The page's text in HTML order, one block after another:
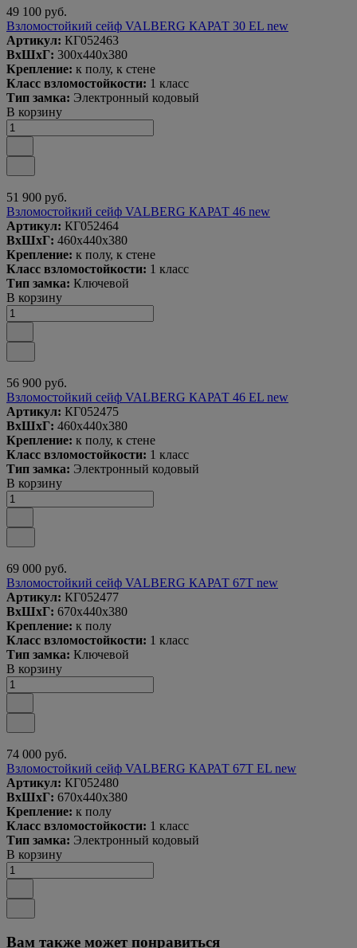
49 100 руб.
Взломостойкий сейф VALBERG КАРАТ 30 EL new
Артикул: КГ052463
ВxШxГ: 300x440x380
Крепление: к полу, к стене
Класс взломостойкости: 1 класс
Тип замка: Электронный кодовый
В корзину
51 900 руб.
Взломостойкий сейф VALBERG КАРАТ 46 new
Артикул: КГ052464
ВxШxГ: 460x440x380
Крепление: к полу, к стене
Класс взломостойкости: 1 класс
Тип замка: Ключевой
В корзину
56 900 руб.
Взломостойкий сейф VALBERG КАРАТ 46 EL new
Артикул: КГ052475
ВxШxГ: 460x440x380
Крепление: к полу, к стене
Класс взломостойкости: 1 класс
Тип замка: Электронный кодовый
В корзину
69 000 руб.
Взломостойкий сейф VALBERG КАРАТ 67T new
Артикул: КГ052477
ВxШxГ: 670x440x380
Крепление: к полу
Класс взломостойкости: 1 класс
Тип замка: Ключевой
В корзину
74 000 руб.
Взломостойкий сейф VALBERG КАРАТ 67T EL new
Артикул: КГ052480
ВxШxГ: 670x440x380
Крепление: к полу
Класс взломостойкости: 1 класс
Тип замка: Электронный кодовый
В корзину
Вам также может понравиться